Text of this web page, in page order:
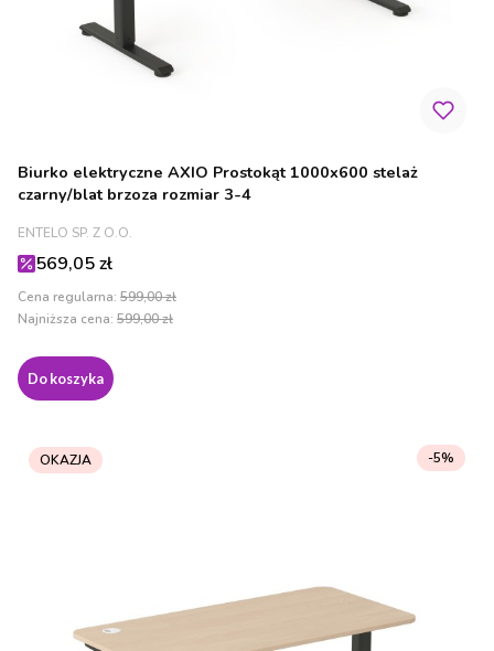
Biurko elektryczne AXIO Prostokąt 1000x600 stelaż
czarny/blat brzoza rozmiar 3-4
PRODUCENT
ENTELO SP. Z O.O.
Cena promocyjna
569,05 zł
Cena regularna: 599,00 zł
Najniższa cena: 599,00 zł
Do koszyka
OKAZJA -5%